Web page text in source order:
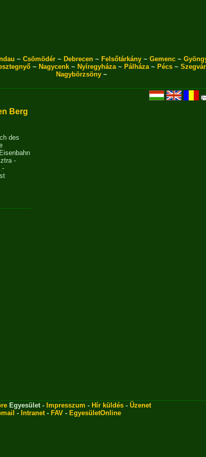
~ Csömödér ~ Debrecen ~ Felsőtárkány ~ Gemenc ~
~ Nagycenk~ Nyíregyháza~ Pálháza~ Pécs~ Szegvár
Nagybörzsöny ~
Berg
des
-
-
Egyesület - Impresszum - Hír küldés - Üzenet
- Intranet- FAV - EgyesületOnline